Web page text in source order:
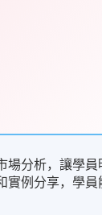
分析，讓學
例分享，學